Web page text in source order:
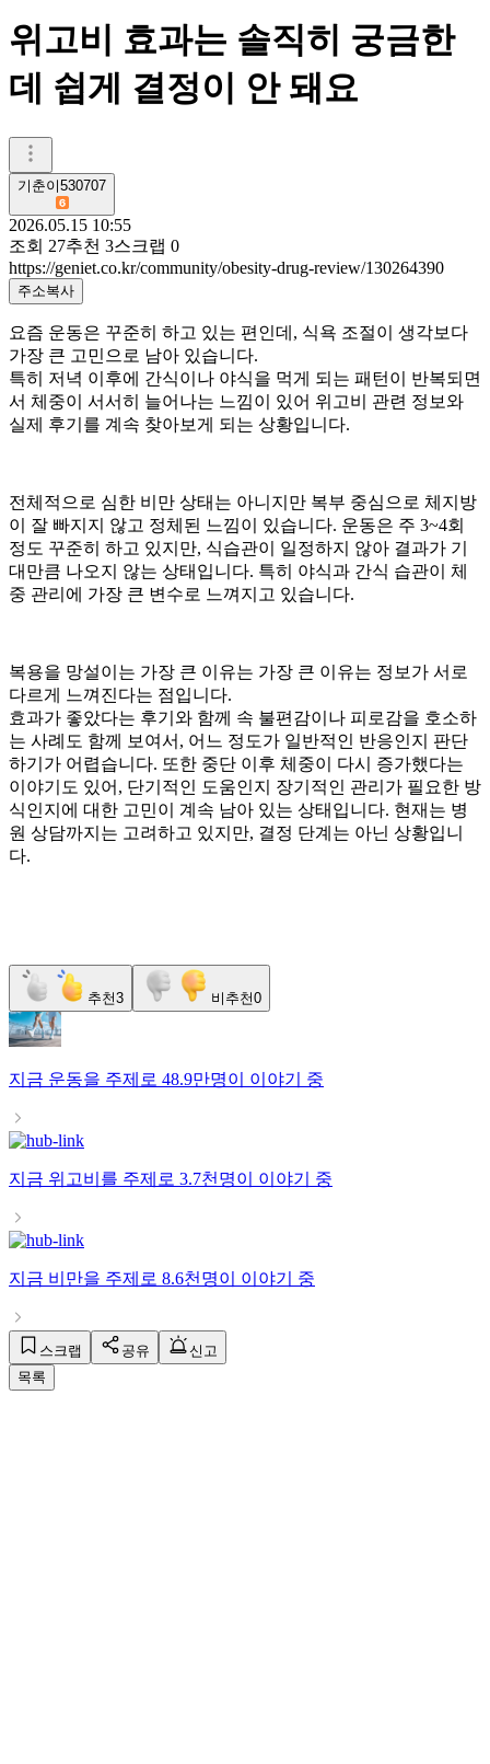
위고비 효과는 솔직히 궁금한
데 쉽게 결정이 안 돼요
기춘이530707
2026.05.15 10:55
조회 27추천 3스크랩 0
https://geniet.co.kr/community/obesity-drug-review/130264390
주소복사
요즘 운동은 꾸준히 하고 있는 편인데, 식욕 조절이 생각보다
가장 큰 고민으로 남아 있습니다.
특히 저녁 이후에 간식이나 야식을 먹게 되는 패턴이 반복되면
서 체중이 서서히 늘어나는 느낌이 있어 위고비 관련 정보와
실제 후기를 계속 찾아보게 되는 상황입니다.
전체적으로 심한 비만 상태는 아니지만 복부 중심으로 체지방
이 잘 빠지지 않고 정체된 느낌이 있습니다. 운동은 주 3~4회
정도 꾸준히 하고 있지만, 식습관이 일정하지 않아 결과가 기
대만큼 나오지 않는 상태입니다. 특히 야식과 간식 습관이 체
중 관리에 가장 큰 변수로 느껴지고 있습니다.
복용을 망설이는 가장 큰 이유는 가장 큰 이유는 정보가 서로
다르게 느껴진다는 점입니다.
효과가 좋았다는 후기와 함께 속 불편감이나 피로감을 호소하
는 사례도 함께 보여서, 어느 정도가 일반적인 반응인지 판단
하기가 어렵습니다. 또한 중단 이후 체중이 다시 증가했다는
이야기도 있어, 단기적인 도움인지 장기적인 관리가 필요한 방
식인지에 대한 고민이 계속 남아 있는 상태입니다. 현재는 병
원 상담까지는 고려하고 있지만, 결정 단계는 아닌 상황입니
다.
추천3 비추천0
지금 운동을 주제로 48.9만명이 이야기 중
지금 위고비 를 주제로 3.7천명이 이야기 중
지금 비만을 주제로 8.6천명이 이야기 중
스크랩 공유
신고
목록